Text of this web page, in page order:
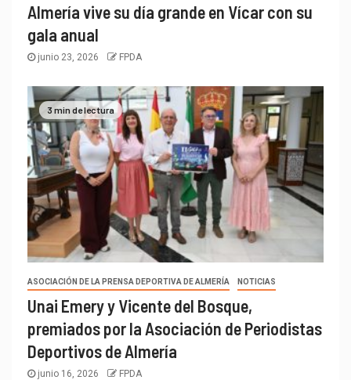
Almería vive su día grande en Vícar con su
gala anual
junio 23, 2026 FPDA
3 min de lectura
ASOCIACIÓN DE LA PRENSA DEPORTIVA DE ALMERÍA NOTICIAS
Unai Emery y Vicente del Bosque,
premiados por la Asociación de Periodistas
Deportivos de Almería
junio 16, 2026 FPDA